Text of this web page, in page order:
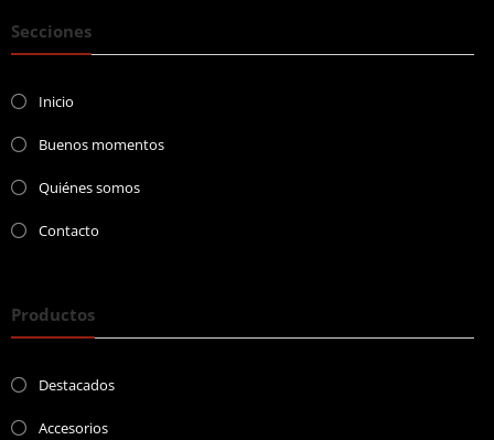
Secciones
Inicio
Buenos momentos
Quiénes somos
Contacto
Productos
Destacados
Accesorios